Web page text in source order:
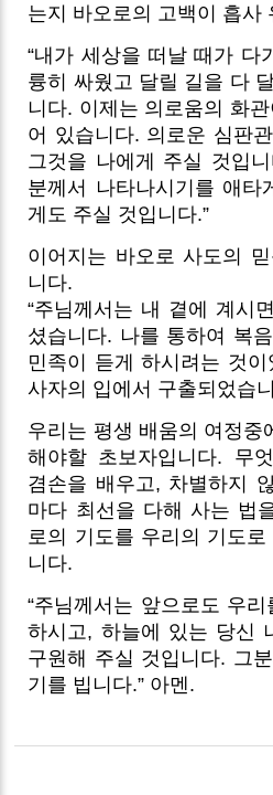
는지 바오로의 고백이 흡사
“내가 세상을 떠날 때가 다
륭히 싸웠고 달릴 길을 다
니다. 이제는 의로움의 화
어 있습니다. 의로운 심판
그것을 나에게 주실 것입
분께서 나타나시기를 애타
게도 주실 것입니다.”
이어지는 바오로 사도의
니다.
“주님께서는 내 곁에 계시
셨습니다. 나를 통하여 복
민족이 듣게 하시려는 것
사자의 입에서 구출되었습
우리는 평생 배움의 여정중
해야할 초보자입니다. 무
겸손을 배우고, 차별하지
마다 최선을 다해 사는 법
로의 기도를 우리의 기도
니다.
“주님께서는 앞으로도 우
하시고, 하늘에 있는 당신
구원해 주실 것입니다. 그
기를 빕니다.” 아멘.